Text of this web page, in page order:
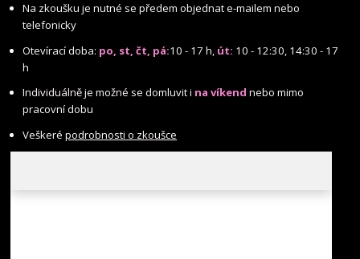
Na zkoušku je nutné se předem objednat e-mailem nebo
telefonicky
Otevírací doba: po, st, čt, pá:10 - 17 h, út: 10 - 12:30, 14:30 - 17
h
Individuálně je možné se domluvit i na víkend nebo mimo
pracovní dobu
Veškerépodrobnosti o zkoušce